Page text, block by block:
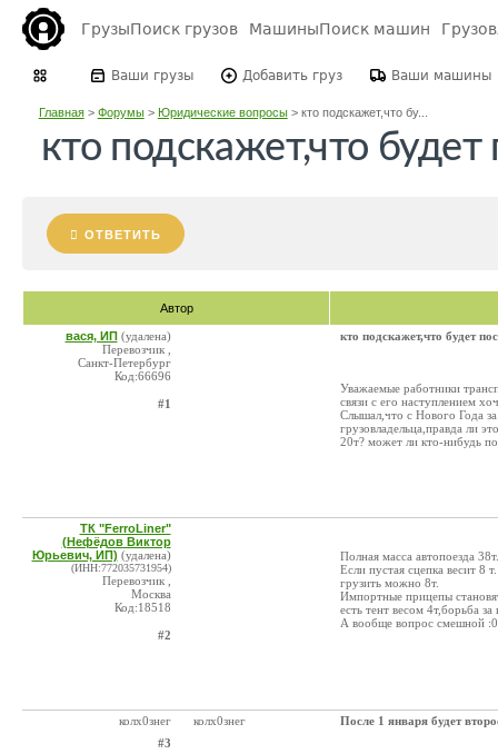
ГрузыПоиск грузов МашиныПоиск машин
Ваши грузы Добавить груз Ваши машины
Главная> Форумы> Юридические вопросы> кто подскажет,что бу...
кто подскажет,что будет
ОТВЕТИТЬ
Автор
вася, ИП (удалена)
Перевозчик ,
Санкт-Петербург
Код:66696
#1
кто подскажет,что будет
Уважаемые работники
связи с его наступлением
Слышал,что с Нового Года за
грузовладельца,правда ли
20т? может ли кто-нибудь
ТК "FerroLiner"
(Нефёдов Виктор
Юрьевич, ИП) (удалена)
(ИНН:772035731954)
Перевозчик ,
Москва
Код:18518
#2
Полная масса автопоезда
Если пустая сцепка весит 8
грузить можно 8т.
Импортные прицепы
есть тент весом 4т,борьба
А вообще вопрос смешной
колх0знег
#3
колх0знег После 1 января будет